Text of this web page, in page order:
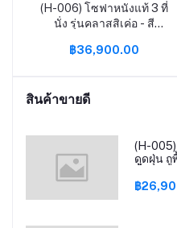
(H-006) โซฟาหนังแท้ 3 ที่
นั่ง รุ่นคลาสสิเค่อ - สี
฿36,900.00
สินค้าขายดี
(H-
ดูดฝุ่น ถู
แถมฟรีเ
฿